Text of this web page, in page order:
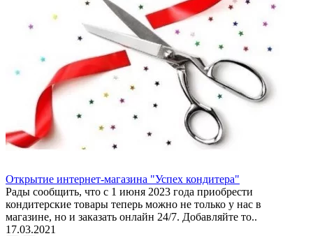
Открытие интернет-магазина "Успех кондитера"
Рады сообщить, что с 1 июня 2023 года приобрести
кондитерские товары теперь можно не только у нас в
магазине, но и заказать онлайн 24/7. Добавляйте то..
17.03.2021